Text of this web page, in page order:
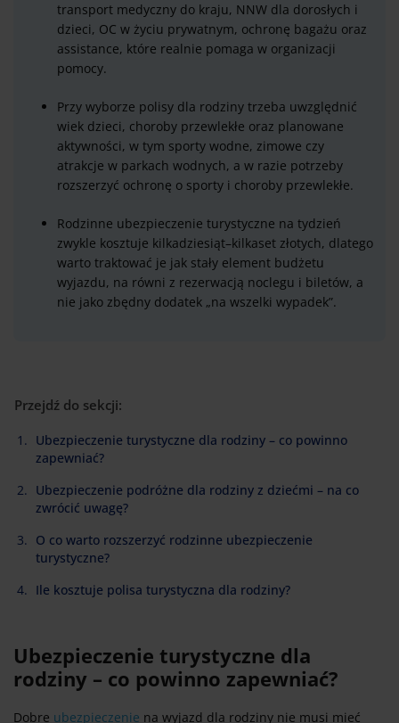
transport medyczny do kraju, NNW dla dorosłych i
dzieci, OC w życiu prywatnym, ochronę bagażu oraz
assistance, które realnie pomaga w organizacji
pomocy.
Przy wyborze polisy dla rodziny trzeba uwzględnić
wiek dzieci, choroby przewlekłe oraz planowane
aktywności, w tym sporty wodne, zimowe czy
atrakcje w parkach wodnych, a w razie potrzeby
rozszerzyć ochronę o sporty i choroby przewlekłe.
Rodzinne ubezpieczenie turystyczne na tydzień
zwykle kosztuje kilkadziesiąt–kilkaset złotych, dlatego
warto traktować je jak stały element budżetu
wyjazdu, na równi z rezerwacją noclegu i biletów, a
nie jako zbędny dodatek „na wszelki wypadek”.
Przejdź do sekcji:
Ubezpieczenie turystyczne dla rodziny – co powinno
zapewniać?
Ubezpieczenie podróżne dla rodziny z dziećmi – na co
zwrócić uwagę?
O co warto rozszerzyć rodzinne ubezpieczenie
turystyczne?
Ile kosztuje polisa turystyczna dla rodziny?
Ubezpieczenie turystyczne dla
rodziny – co powinno zapewniać?
Dobre ubezpieczenie na wyjazd dla rodziny nie musi mieć